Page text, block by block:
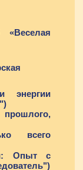
«Веселая
энергии
всего
Опыт с